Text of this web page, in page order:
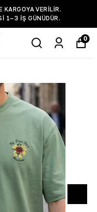
VERILIR.
1–3 IŞ GÜNÜDÜR.
0